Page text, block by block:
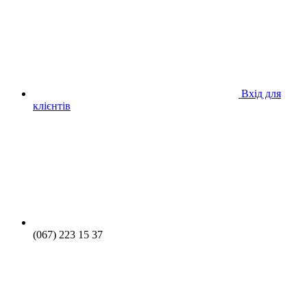
Вхід для
клієнтів
(067) 223 15 37